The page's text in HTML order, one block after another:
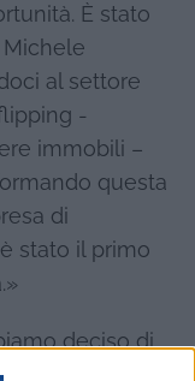
È stato
al settore
-
immobili –
questa
di
stato il primo
deciso di
lontano,